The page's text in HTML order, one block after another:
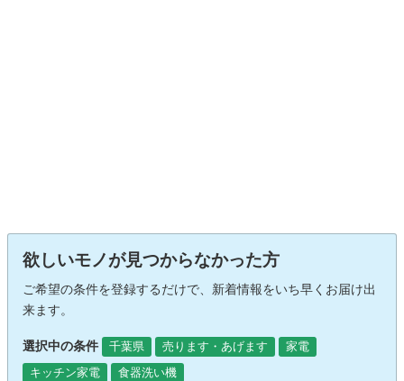
欲しいモノが見つからなかった方
ご希望の条件を登録するだけで、新着情報をいち早くお届け出
来ます。
選択中の条件 千葉県 売ります・あげます
家電
キッチン家電
食器洗い機